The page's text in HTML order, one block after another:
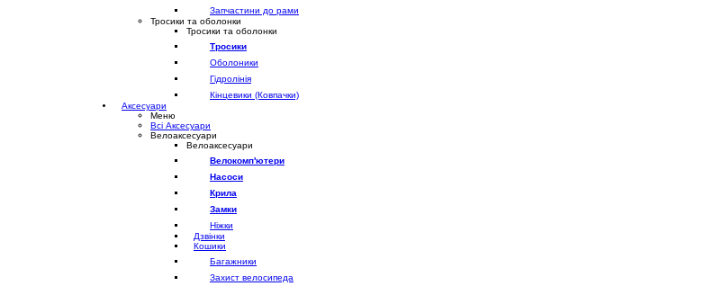
Запчастини до рами
Тросики та оболонки
Тросики та оболонки
Тросики
Оболоники
Гідролінія
Кінцевики (Ковпачки)
Аксесуари
Меню
Всі Аксесуари
Велоаксесуари
Велоаксесуари
Велокомп'ютери
Насоси
Крила
Замки
Ніжки
Дзвінки
Кошики
Багажники
Захист велосипеда